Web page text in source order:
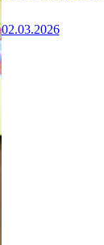
02.03.2026